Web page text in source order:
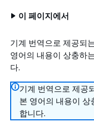
이 페이지에서
기계 번역으로 제공되
영어의 내용이 상충하
다.
기계 번역으로 제공
본 영어의 내용이 상
합니다.